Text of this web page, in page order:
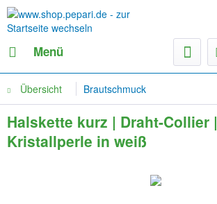
Menü
Übersicht Brautschmuck
Halskette kurz | Draht-Collier |
Kristallperle in weiß